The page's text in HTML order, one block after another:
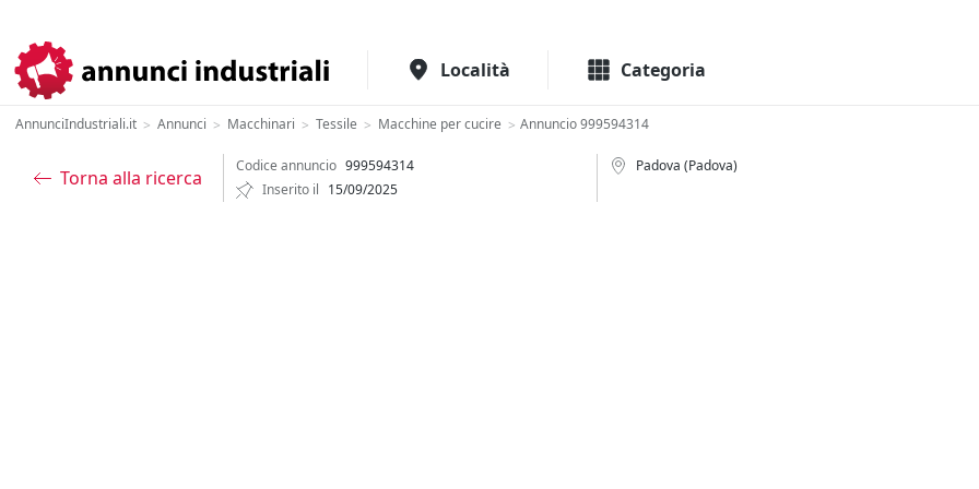
Località Categoria
AnnunciIndustriali.it > Annunci > Macchinari > Tessile > Macchine per cucire > Annuncio 999594314
Torna alla ricerca
Codice annuncio 999594314
Inserito il 15/09/2025
Padova (Padova)